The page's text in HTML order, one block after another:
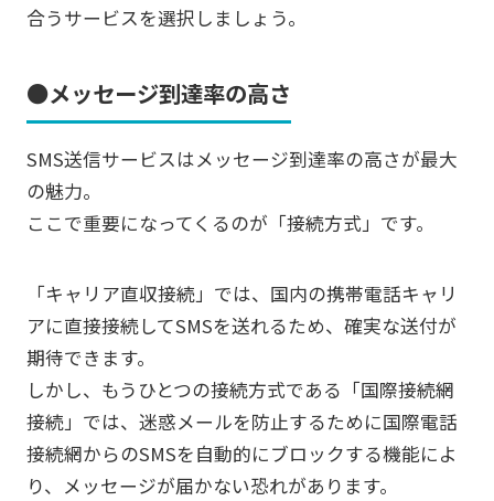
合うサービスを選択しましょう。
●メッセージ到達率の高さ
SMS送信サービスはメッセージ到達率の高さが最大
の魅力。
ここで重要になってくるのが「接続方式」です。
「キャリア直収接続」では、国内の携帯電話キャリ
アに直接接続してSMSを送れるため、確実な送付が
期待できます。
しかし、もうひとつの接続方式である「国際接続網
接続」では、迷惑メールを防止するために国際電話
接続網からのSMSを自動的にブロックする機能によ
り、メッセージが届かない恐れがあります。